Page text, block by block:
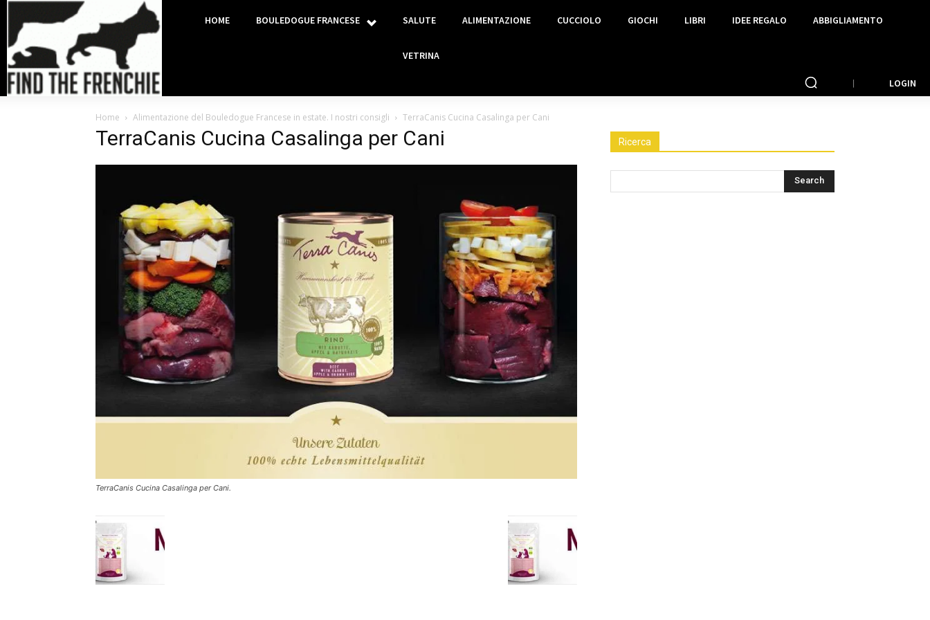
HOME BOULEDOGUE FRANCESE SALUTE ALIMENTAZIONE CUCCIOLO GIOCHI LIBRI IDEE REGALO ABBIGLIAMENTO
VETRINA
LOGIN
Home Alimentazione del Bouledogue Francese in estate. I nostri consigli TerraCanis Cucina Casalinga per Cani
TerraCanis Cucina Casalinga per Cani
TerraCanis Cucina Casalinga per Cani.
Ricerca